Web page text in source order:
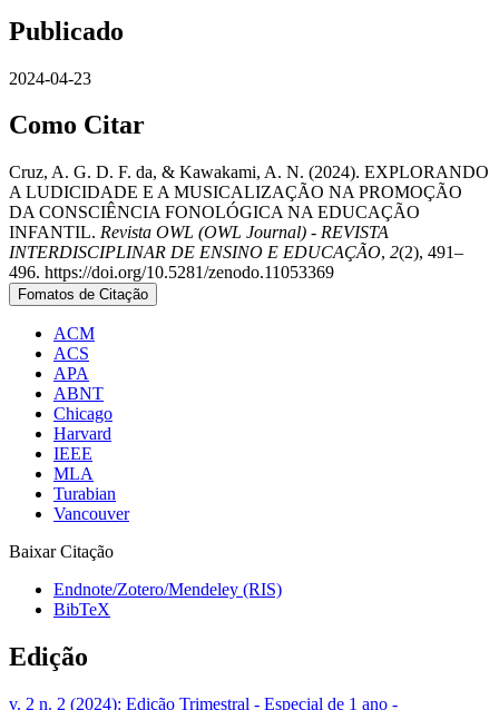
Publicado
2024-04-23
Como Citar
Cruz, A. G. D. F. da, & Kawakami, A. N. (2024). EXPLORANDO
A LUDICIDADE E A MUSICALIZAÇÃO NA PROMOÇÃO
DA CONSCIÊNCIA FONOLÓGICA NA EDUCAÇÃO
INFANTIL. Revista OWL (OWL Journal) - REVISTA
INTERDISCIPLINAR DE ENSINO E EDUCAÇÃO, 2(2), 491–
496. https://doi.org/10.5281/zenodo.11053369
Fomatos de Citação
ACM
ACS
APA
ABNT
Chicago
Harvard
IEEE
MLA
Turabian
Vancouver
Baixar Citação
Endnote/Zotero/Mendeley (RIS)
BibTeX
Edição
v. 2 n. 2 (2024): Edição Trimestral - Especial de 1 ano -